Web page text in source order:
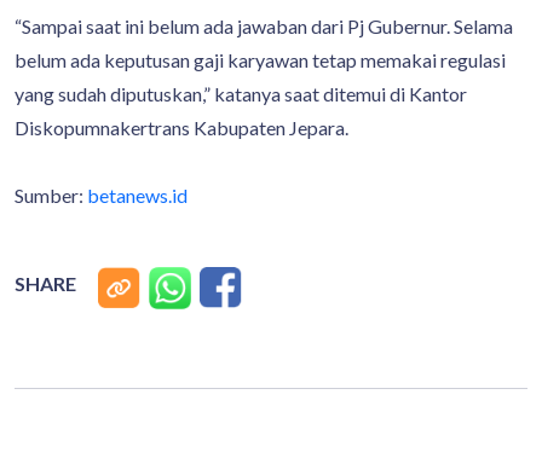
“Sampai saat ini belum ada jawaban dari Pj Gubernur. Selama
belum ada keputusan gaji karyawan tetap memakai regulasi
yang sudah diputuskan,” katanya saat ditemui di Kantor
Diskopumnakertrans Kabupaten Jepara.
Sumber: betanews.id
SHARE